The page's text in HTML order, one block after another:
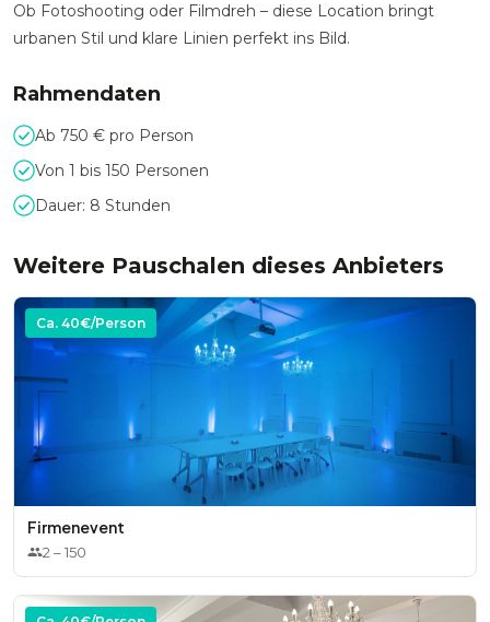
Ob Fotoshooting oder Filmdreh – diese Location bringt
urbanen Stil und klare Linien perfekt ins Bild.
Rahmendaten
Ab 750 € pro Person
Von 1 bis 150 Personen
Dauer: 8 Stunden
Weitere Pauschalen dieses Anbieters
Ca. 40€/Person
Firmenevent
2 –150